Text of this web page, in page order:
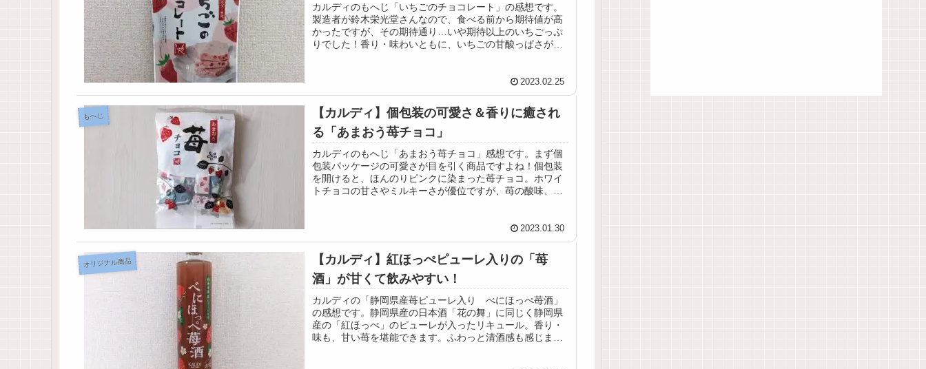
カルディのもへじ「いちごのチョコレート」の感想です。
製造者が鈴木栄光堂さんなので、食べる前から期待値が高
かったですが、その期待通り…いや期待以上のいちごっぷ
りでした！香り・味わいともに、いちごの甘酸っぱさがし
2023.02.25
もへじ
【カルディ】個包装の可愛さ＆香りに癒され
る「あまおう苺チョコ」
カルディのもへじ「あまおう苺チョコ」感想です。まず個
包装パッケージの可愛さが目を引く商品ですよね！個包装
を開けると、ほんのりピンクに染まった苺チョコ。ホワイ
トチョコの甘さやミルキーさが優位ですが、苺の酸味、甘
2023.01.30
オリジナル商品
【カルディ】紅ほっぺピューレ入りの「苺
酒」が甘くて飲みやすい！
カルディの「静岡県産苺ピューレ入り べにほっぺ苺酒」
の感想です。静岡県産の日本酒「花の舞」に同じく静岡県
産の「紅ほっぺ」のピューレが入ったリキュール。香り・
味も、甘い苺を堪能できます。ふわっと清酒感も感じます